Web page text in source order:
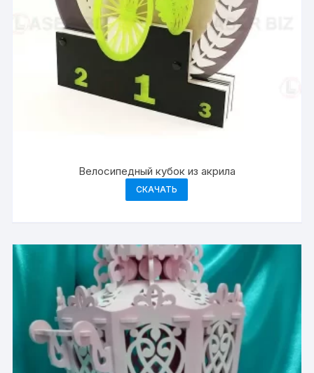
Велосипедный кубок из акрила
СКАЧАТЬ